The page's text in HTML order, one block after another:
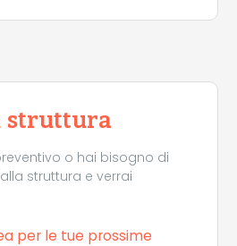
struttura
o hai bisogno di
struttura e verrai
per le tue prossime